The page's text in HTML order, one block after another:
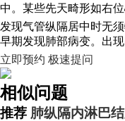
中。某些先天畸形如右
发现气管纵隔居中时无
早期发现肺部病变。出
立即预约 极速提问
相似问题
推荐 肺纵隔内淋巴